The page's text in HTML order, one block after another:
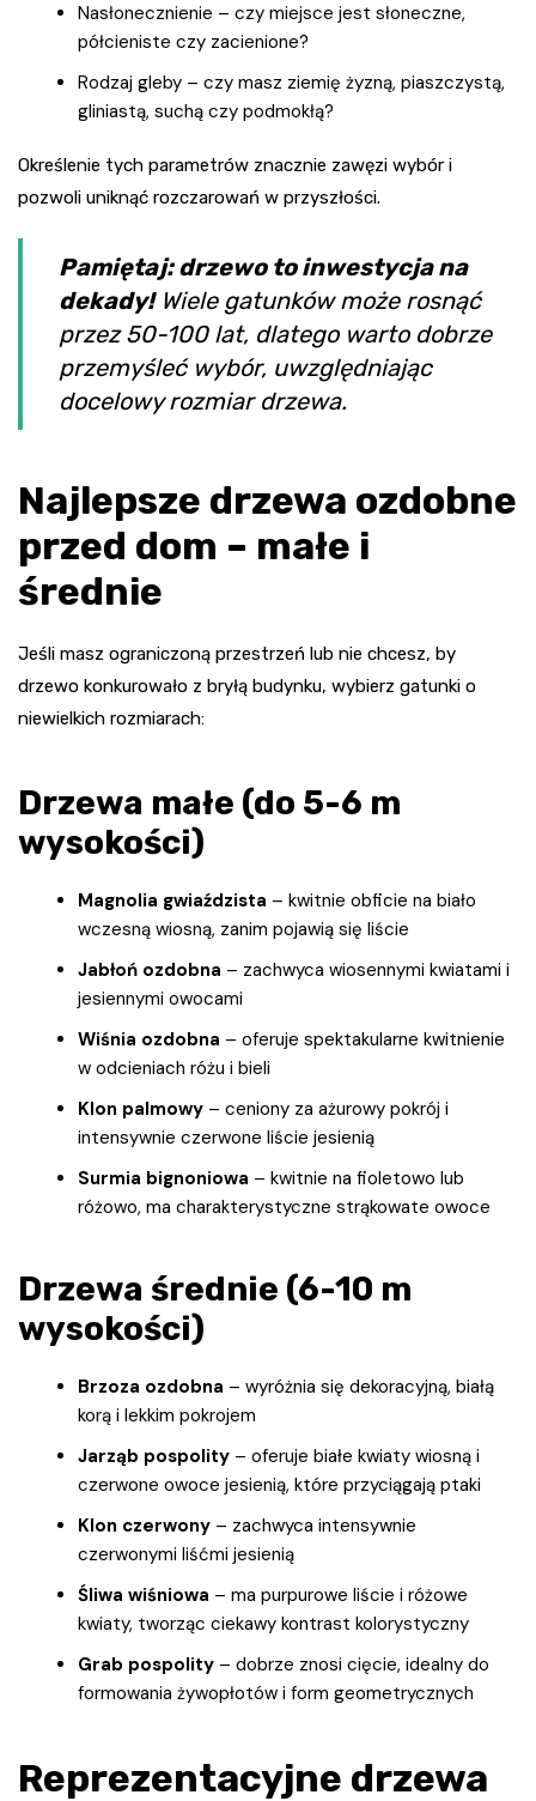
Nasłonecznienie – czy miejsce jest słoneczne,
półcieniste czy zacienione?
Rodzaj gleby – czy masz ziemię żyzną, piaszczystą,
gliniastą, suchą czy podmokłą?
Określenie tych parametrów znacznie zawęzi wybór i
pozwoli uniknąć rozczarowań w przyszłości.
Pamiętaj: drzewo to inwestycja na
dekady!Wiele gatunków może rosnąć
przez 50-100 lat, dlatego warto dobrze
przemyśleć wybór, uwzględniając
docelowy rozmiar drzewa.
Najlepsze drzewa ozdobne
przed dom – małe i
średnie
Jeśli masz ograniczoną przestrzeń lub nie chcesz, by
drzewo konkurowało z bryłą budynku, wybierz gatunki o
niewielkich rozmiarach:
Drzewa małe (do 5-6 m
wysokości)
Magnolia gwiaździsta – kwitnie obficie na biało
wczesną wiosną, zanim pojawią się liście
Jabłoń ozdobna – zachwyca wiosennymi kwiatami i
jesiennymi owocami
Wiśnia ozdobna – oferuje spektakularne kwitnienie
w odcieniach różu i bieli
Klon palmowy – ceniony za ażurowy pokrój i
intensywnie czerwone liście jesienią
Surmia bignoniowa – kwitnie na fioletowo lub
różowo, ma charakterystyczne strąkowate owoce
Drzewa średnie (6-10 m
wysokości)
Brzoza ozdobna – wyróżnia się dekoracyjną, białą
korą i lekkim pokrojem
Jarząb pospolity – oferuje białe kwiaty wiosną i
czerwone owoce jesienią, które przyciągają ptaki
Klon czerwony – zachwyca intensywnie
czerwonymi liśćmi jesienią
Śliwa wiśniowa – ma purpurowe liście i różowe
kwiaty, tworząc ciekawy kontrast kolorystyczny
Grab pospolity – dobrze znosi cięcie, idealny do
formowania żywopłotów i form geometrycznych
Reprezentacyjne drzewa